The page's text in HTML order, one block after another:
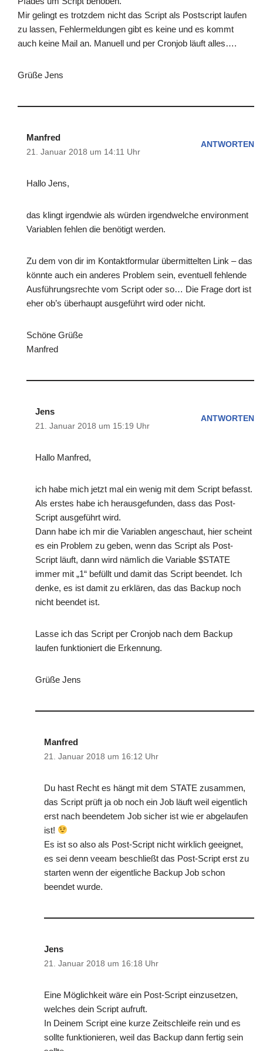
Mir gelingt es trotzdem nicht das Script als Postscript laufen
zu lassen, Fehlermeldungen gibt es keine und es kommt
auch keine Mail an. Manuell und per Cronjob läuft alles….
Grüße Jens
Manfred
21. Januar 2018 um 14:11 Uhr
ANTWORTEN
Hallo Jens,
das klingt irgendwie als würden irgendwelche environment
Variablen fehlen die benötigt werden.
Zu dem von dir im Kontaktformular übermittelten Link – das
könnte auch ein anderes Problem sein, eventuell fehlende
Ausführungsrechte vom Script oder so… Die Frage dort ist
eher ob’s überhaupt ausgeführt wird oder nicht.
Schöne Grüße
Manfred
Jens
21. Januar 2018 um 15:19 Uhr
ANTWORTEN
Hallo Manfred,
ich habe mich jetzt mal ein wenig mit dem Script befasst.
Als erstes habe ich herausgefunden, dass das Post-
Script ausgeführt wird.
Dann habe ich mir die Variablen angeschaut, hier scheint
es ein Problem zu geben, wenn das Script als Post-
Script läuft, dann wird nämlich die Variable $STATE
immer mit „1“ befüllt und damit das Script beendet. Ich
denke, es ist damit zu erklären, das das Backup noch
nicht beendet ist.
Lasse ich das Script per Cronjob nach dem Backup
laufen funktioniert die Erkennung.
Grüße Jens
Manfred
21. Januar 2018 um 16:12 Uhr
Du hast Recht es hängt mit dem STATE zusammen,
das Script prüft ja ob noch ein Job läuft weil eigentlich
erst nach beendetem Job sicher ist wie er abgelaufen
ist!
Es ist so also als Post-Script nicht wirklich geeignet,
es sei denn veeam beschließt das Post-Script erst zu
starten wenn der eigentliche Backup Job schon
beendet wurde.
Jens
21. Januar 2018 um 16:18 Uhr
Eine Möglichkeit wäre ein Post-Script einzusetzen,
welches dein Script aufruft.
In Deinem Script eine kurze Zeitschleife rein und es
sollte funktionieren, weil das Backup dann fertig sein